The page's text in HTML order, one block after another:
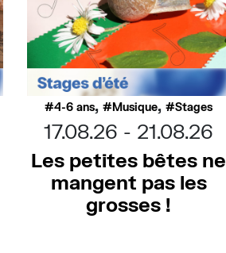
4-6 ans, Musique, Stages
17.08.26
21.08.26
Les petites bêtes ne
mangent pas les
grosses !